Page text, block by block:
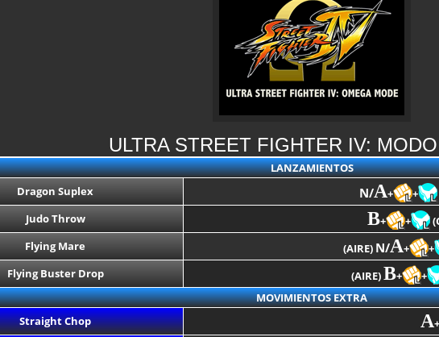
ULTRA STREET FIGHTER IV:
LANZAMIENTOS
Dragon Suplex
N/A+ +
Judo Throw
B+ +
Flying Mare
(AIRE) N/A+ +
Flying Buster Drop
(AIRE)B+ +
MOVIMIENTOS EXTRA
Straight Chop
A+